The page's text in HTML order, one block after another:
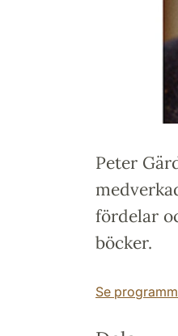
Peter
fördelar
böcker.
Se